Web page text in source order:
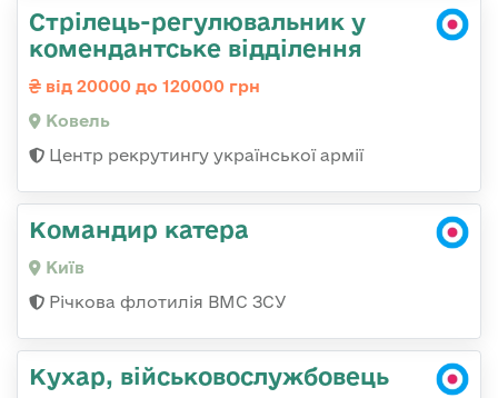
Стрілець-регулювальник у
комендантське відділення
від 20000 до 120000 грн
Ковель
Центр рекрутингу української армії
Командир катера
Київ
Річкова флотилія ВМС ЗСУ
Кухар, військовослужбовець